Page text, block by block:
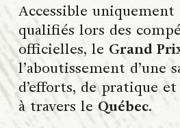
Accessible uniquement
qualifiés lors des
officielles, le Grand
l’aboutissement d’une
d’efforts, de pratique
à travers le Québec.